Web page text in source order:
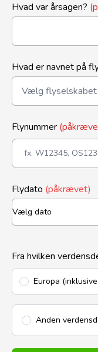
Hvad var årsagen?
Hvad er navnet på
Flynummer
Flydato (påkrævet)
Fra hvilken
Europa
Anden